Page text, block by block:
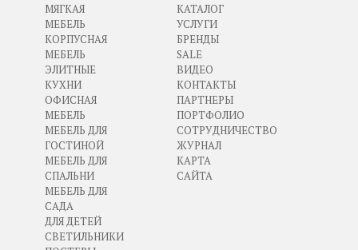
МЯГКАЯ
МЕБЕЛЬ
КОРПУСНАЯ
МЕБЕЛЬ
ЭЛИТНЫЕ
КУХНИ
ОФИСНАЯ
МЕБЕЛЬ
МЕБЕЛЬ ДЛЯ
ГОСТИНОЙ
МЕБЕЛЬ ДЛЯ
СПАЛЬНИ
МЕБЕЛЬ ДЛЯ
САДА
ДЛЯ ДЕТЕЙ
СВЕТИЛЬНИКИ
КАТАЛОГ
УСЛУГИ
БРЕНДЫ
SALE
ВИДЕО
КОНТАКТЫ
ПАРТНЕРЫ
ПОРТФОЛИО
СОТРУДНИЧЕСТВО
ЖУРНАЛ
КАРТА
САЙТА